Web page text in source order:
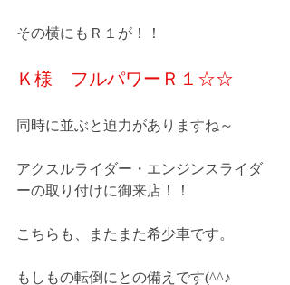
その横にもＲ１が！！
Ｋ様　フルパワーＲ１☆☆
同時に並ぶと迫力がありますね～
アクスルライダー・エンジンスライダ
ーの取り付けに御来店！！
こちらも、またまた希少車です。
もしもの転倒にとの備えです(^^♪